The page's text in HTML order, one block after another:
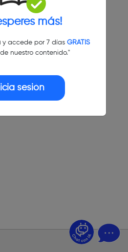
más!
y accede por 7 días GRATIS
nuestro contenido."
sesión